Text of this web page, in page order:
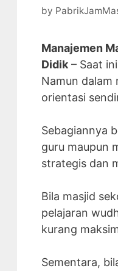
by
Manajemen
Didik – Saat
Namun dalam
orientasi
Sebagiannya
guru maupun
strategis dan
Bila masjid
pelajaran
kurang
Sementara,